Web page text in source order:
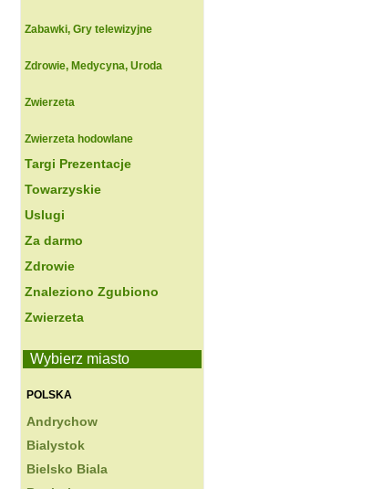
Zabawki, Gry telewizyjne
Zdrowie, Medycyna, Uroda
Zwierzeta
Zwierzeta hodowlane
Targi Prezentacje
Towarzyskie
Uslugi
Za darmo
Zdrowie
Znaleziono Zgubiono
Zwierzeta
Wybierz miasto
POLSKA
Andrychow
Bialystok
Bielsko Biala